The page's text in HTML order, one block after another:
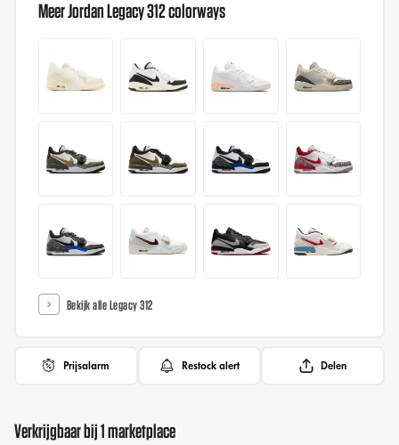
Meer Jordan Legacy 312 colorways
Bekijk alle Legacy 312
Prijsalarm Restock alert Delen
Verkrijgbaar bij 1 marketplace